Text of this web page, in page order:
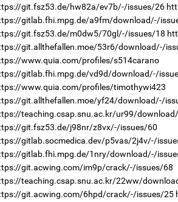
git.fsz53.de/hw82a/ev7b/-/issues/26
gitlab.fhi.mpg.de/a9fm/download/-/
git.fsz53.de/m0dw5/70gl/-/issues/18
git.allthefallen.moe/53r6/download/-/
www.quia.com/profiles/s514carano
gitlab.fhi.mpg.de/vd9d/download/-/
www.quia.com/profiles/timothywi423
git.allthefallen.moe/yf24/download/-/
teaching.csap.snu.ac.kr/ur99/
git.fsz53.de/j98nr/z8vx/-/issues/60
gitlab.socmedica.dev/p5vas/2j4v/-/
gitlab.fhi.mpg.de/1nry/download/-/
git.acwing.com/im9p/crack/-/issues/68
teaching.csap.snu.ac.kr/22ww/
git.acwing.com/6hpd/crack/-/issues/25